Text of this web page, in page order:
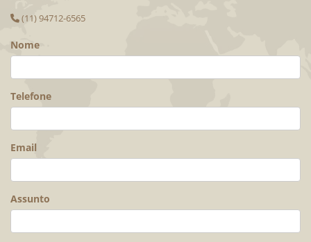
(11) 94712-6565
Nome
Telefone
Email
Assunto